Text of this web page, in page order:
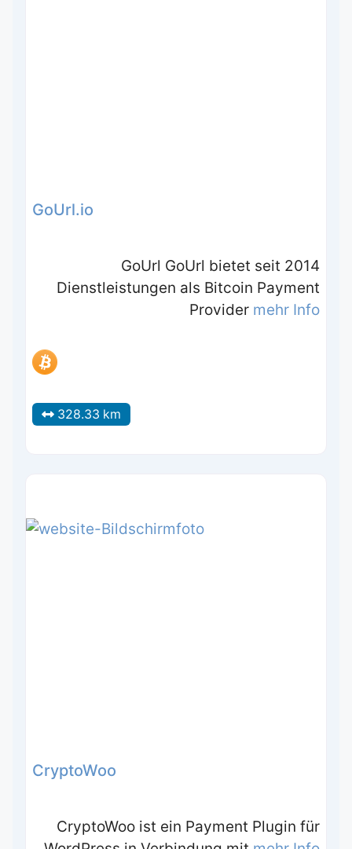
GoUrl.io
GoUrl GoUrl bietet seit 2014
Dienstleistungen als Bitcoin Payment
Provider mehr Info
328.33 km
CryptoWoo
CryptoWoo ist ein Payment Plugin für